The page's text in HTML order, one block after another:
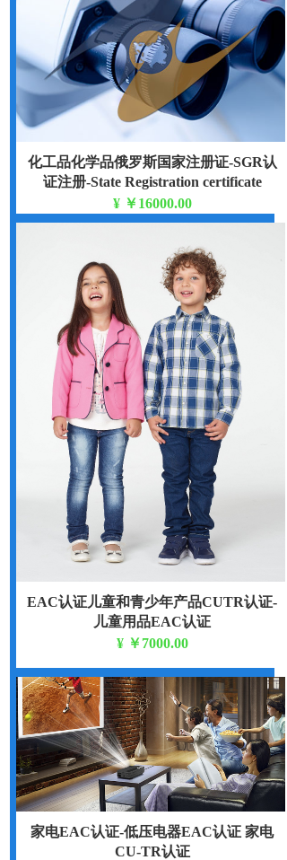
化工品化学品俄罗斯国家注册证-SGR认
证注册-State Registration certificate
¥ ￥16000.00
EAC认证儿童和青少年产品CUTR认证-
儿童用品EAC认证
¥ ￥7000.00
家电EAC认证-低压电器EAC认证 家电
CU-TR认证